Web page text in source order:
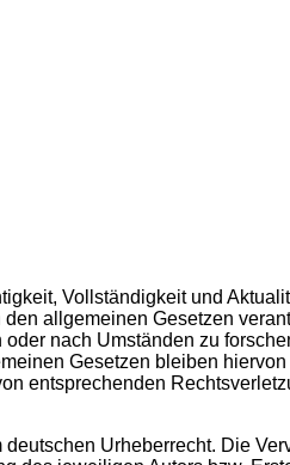
Vollständigkeit und
allgemeinen Gesetzen
nach Umständen zu
Gesetzen bleiben
entsprechenden
Urheberrecht. Die